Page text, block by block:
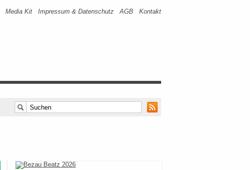
Media Kit Impressum & Datenschutz AGB Kontakt